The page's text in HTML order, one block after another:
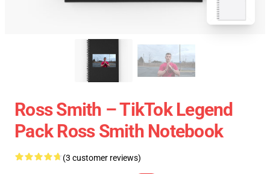
Ross Smith – TikTok Legend
Pack Ross Smith Notebook
(3 customer reviews)